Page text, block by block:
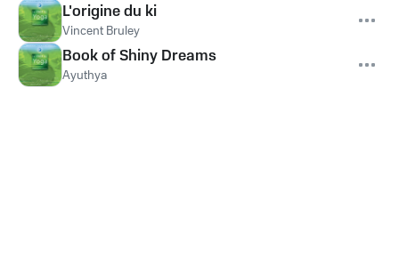
L'origine du ki
Vincent Bruley
Book of Shiny Dreams
Ayuthya